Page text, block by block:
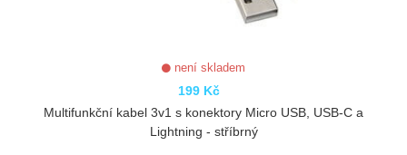
není skladem
199 Kč
Multifunkční kabel 3v1 s konektory Micro USB, USB-C a
Lightning - stříbrný